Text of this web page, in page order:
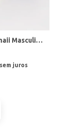
Relógio Mormaii Masculino PRETO